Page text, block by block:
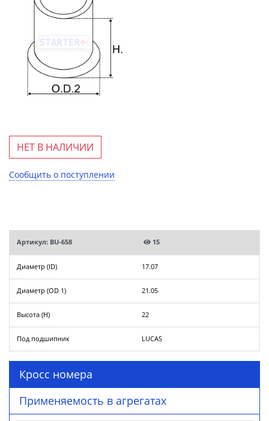
НЕТ В НАЛИЧИИ
Сообщить о поступлении
Артикул: BU-658 15
Диаметр (ID) 17.07
Диаметр (OD 1) 21.05
Высота (H) 22
Под подшипник LUCAS
Кросс номера
Применяемость в агрегатах